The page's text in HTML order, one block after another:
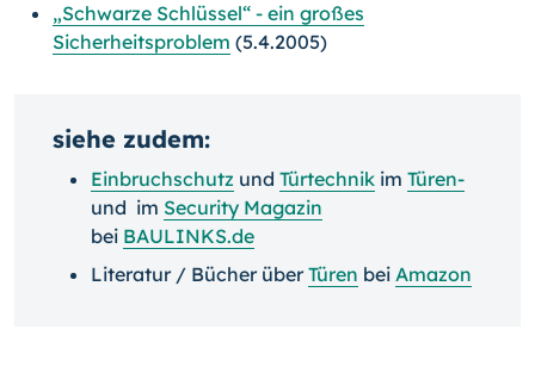
„Schwarze Schlüssel“ - ein großes
Sicherheitsproblem (5.4.2005)
siehe zudem:
Einbruchschutz und Türtechnik im Türen-
und im Security Magazin
bei BAULINKS.de
Literatur / Bücher überTüren bei Amazon